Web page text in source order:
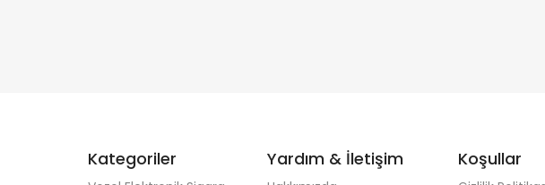
Kategoriler Yardım & İletişim Koşullar